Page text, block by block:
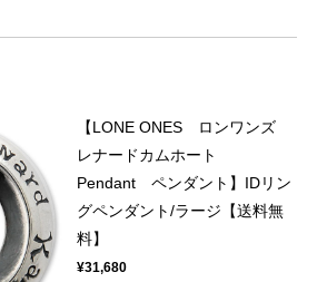
【LONE ONES ロンワンズ
レナードカムホート
Pendant ペンダント】IDリン
グペンダント/ラージ【送料無
料】
¥31,680